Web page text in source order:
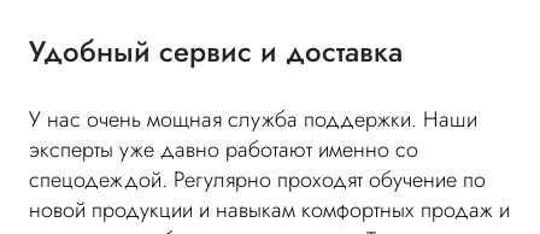
Удобный сервис и доставка
У нас очень мощная служба поддержки. Наши
эксперты уже давно работают именно со
спецодеждой. Регулярно проходят обучение по
новой продукции и навыкам комфортных продаж и